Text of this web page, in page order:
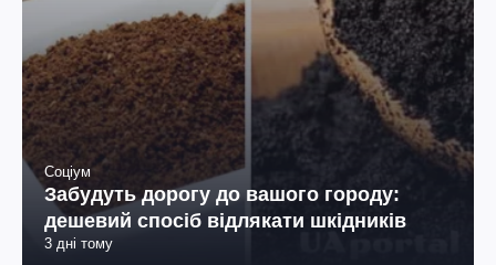
Соціум
Забудуть дорогу до вашого городу:
дешевий спосіб відлякати шкідників
3 дні тому